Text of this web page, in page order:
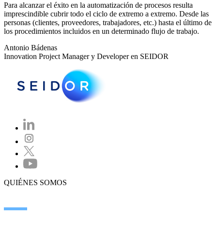
Para alcanzar el éxito en la automatización de procesos resulta
imprescindible cubrir todo el ciclo de extremo a extremo. Desde las
personas (clientes, proveedores, trabajadores, etc.) hasta el último de
los procedimientos incluidos en un determinado flujo de trabajo.
Antonio Bádenas
Innovation Project Manager y Developer en SEIDOR
QUIÉNES SOMOS